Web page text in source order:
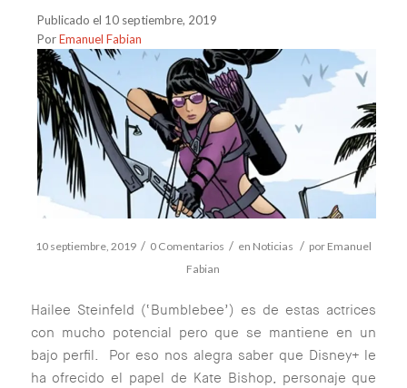
Publicado el 10 septiembre, 2019
PorEmanuel Fabian
10 septiembre, 2019 / 0 Comentarios / en Noticias / por Emanuel
Fabian
Hailee Steinfeld (‘Bumblebee’) es de estas actrices
con mucho potencial pero que se mantiene en un
bajo perfil. Por eso nos alegra saber que Disney+ le
ha ofrecido el papel de Kate Bishop, personaje que